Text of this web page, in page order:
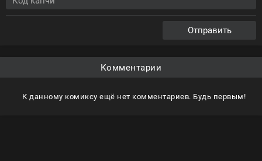
Отправить
Комментарии
К данному комиксу ещё нет комментариев. Будь первым!